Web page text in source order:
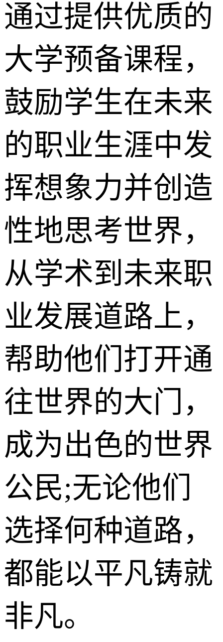
通过提供优质的
大学预备课程，
鼓励学生在未来
的职业生涯中发
挥想象力并创造
性地思考世界，
从学术到未来职
业发展道路上，
帮助他们打开通
往世界的大门，
成为出色的世界
公民;无论他们
选择何种道路，
都能以平凡铸就
非凡。